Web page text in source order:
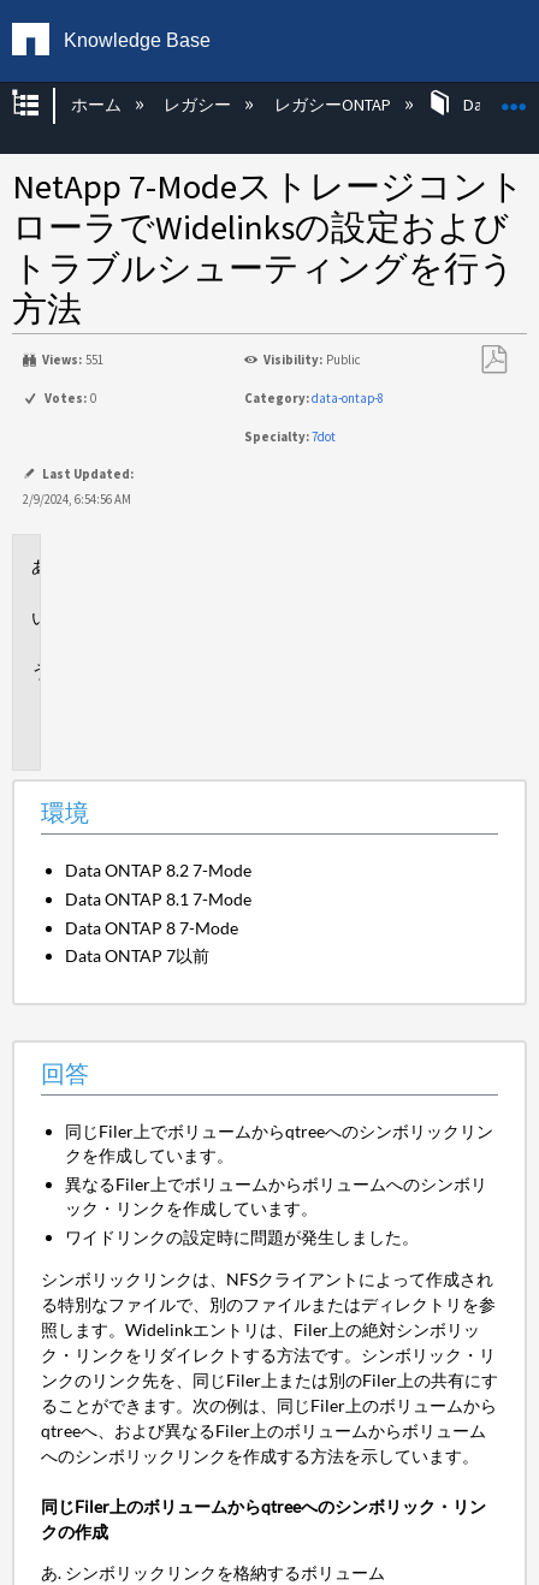
Knowledge Base
グローバル階層を展開/折りたたむ
ホーム レガシー レガシーONTAP Data
NetApp 7-Modeストレージコント
ローラでWidelinksの設定および
トラブルシューティングを行う
方法
Views: 551 Visibility: Public
Votes: 0 Category:data-ontap-8
Specialty:7dot
Last Updated:
2/9/2024, 6:54:56 AM
環境
Data ONTAP 8.2 7-Mode
Data ONTAP 8.1 7-Mode
Data ONTAP 8 7-Mode
Data ONTAP 7以前
回答
同じFiler上でボリュームからqtreeへのシンボリックリン
クを作成しています。
異なるFiler上でボリュームからボリュームへのシンボリ
ック・リンクを作成しています。
ワイドリンクの設定時に問題が発生しました。
シンボリックリンクは、NFSクライアントによって作成され
る特別なファイルで、別のファイルまたはディレクトリを参
照します。Widelinkエントリは、Filer上の絶対シンボリッ
ク・リンクをリダイレクトする方法です。シンボリック・リ
ンクのリンク先を、同じFiler上または別のFiler上の共有にす
ることができます。次の例は、同じFiler上のボリュームから
qtreeへ、および異なるFiler上のボリュームからボリューム
へのシンボリックリンクを作成する方法を示しています。
同じFiler上のボリュームからqtreeへのシンボリック・リン
クの作成
シンボリックリンクを格納するボリューム